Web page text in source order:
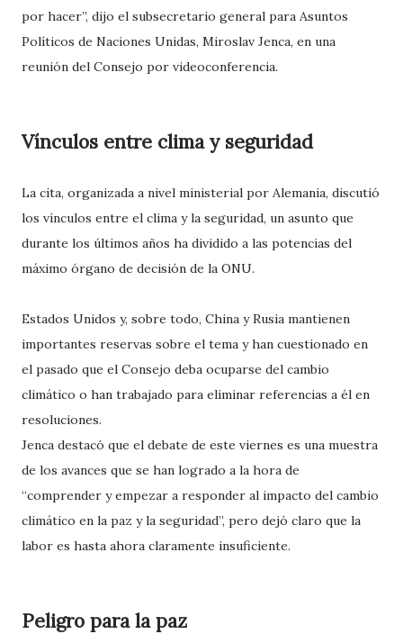
por hacer”, dijo el subsecretario general para Asuntos
Políticos de Naciones Unidas, Miroslav Jenca, en una
reunión del Consejo por videoconferencia.
Vínculos entre clima y seguridad
La cita, organizada a nivel ministerial por Alemania, discutió
los vínculos entre el clima y la seguridad, un asunto que
durante los últimos años ha dividido a las potencias del
máximo órgano de decisión de la ONU.
Estados Unidos y, sobre todo, China y Rusia mantienen
importantes reservas sobre el tema y han cuestionado en
el pasado que el Consejo deba ocuparse del cambio
climático o han trabajado para eliminar referencias a él en
resoluciones.
Jenca destacó que el debate de este viernes es una muestra
de los avances que se han logrado a la hora de
“comprender y empezar a responder al impacto del cambio
climático en la paz y la seguridad”, pero dejó claro que la
labor es hasta ahora claramente insuficiente.
Peligro para la paz